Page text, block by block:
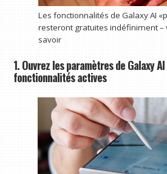
Les fonctionnalités de Galaxy AI
resteront gratuites indéfiniment –
savoir
1. Ouvrez les paramètres de Galaxy
fonctionnalités actives